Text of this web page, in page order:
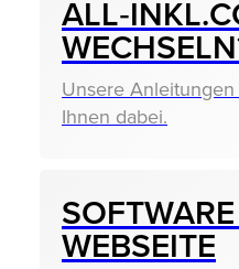
Unsere
Ihnen dabei.
WEBSEITE